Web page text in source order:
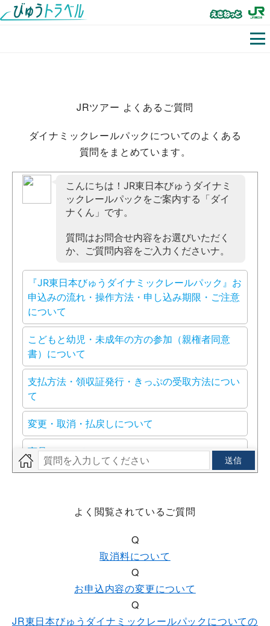
JRツアー よくあるご質問
ダイナミックレールパックについてのよくある
質問をまとめています。
よく閲覧されているご質問
Q
取消料について
Q
お申込内容の変更について
Q
JR東日本びゅうダイナミックレールパックについての